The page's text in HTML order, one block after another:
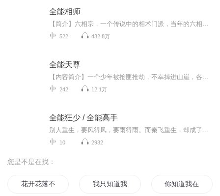
全能相师
522 432.8万
全能天尊
242 12.1万
全能狂少 / 全能高手
10 2932
您是不是在找：
花开花落不相知 我只知道我一无所知 你知道我在等你吗